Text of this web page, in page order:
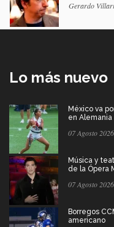
Gerardo
Lo más nuevo
México va
en Alemania
07 Agosto 2026
Música y
de la Ópera
07 Agosto 2026
Borregos
americano